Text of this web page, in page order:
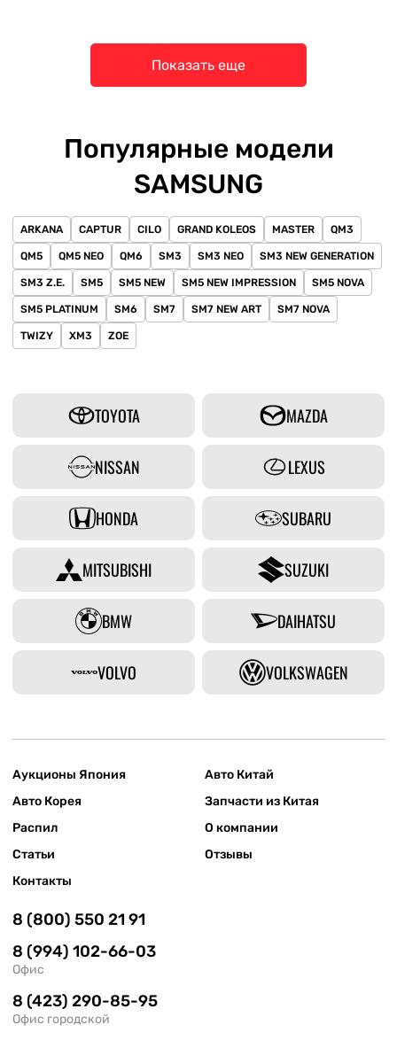
Показать еще
Популярные модели
SAMSUNG
ARKANA CAPTUR CILO GRAND KOLEOS MASTER QM3
QM5 QM5 NEO QM6 SM3 SM3 NEO SM3 NEW GENERATION
SM3 Z.E. SM5 SM5 NEW SM5 NEW IMPRESSION SM5 NOVA
SM5 PLATINUM SM6 SM7 SM7 NEW ART SM7 NOVA
TWIZY XM3 ZOE
TOYOTA MAZDA
NISSAN LEXUS
HONDA SUBARU
MITSUBISHI SUZUKI
BMW DAIHATSU
VOLVO VOLKSWAGEN
Аукционы Япония
Авто Китай
Авто Корея
Запчасти из Китая
Распил
О компании
Статьи
Отзывы
Контакты
8 (800) 550 21 91
8 (994) 102-66-03
Офис
8 (423) 290-85-95
Офис городской